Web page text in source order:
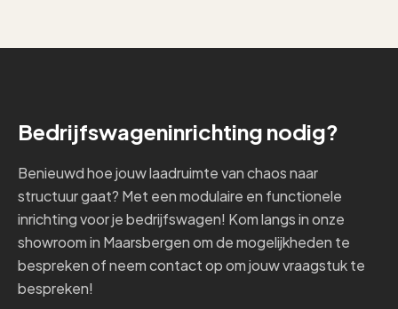
Bedrijfswageninrichting nodig?
Benieuwd hoe jouw laadruimte van chaos naar
structuur gaat? Met een modulaire en functionele
inrichting voor je bedrijfswagen! Kom langs in onze
showroom in Maarsbergen om de mogelijkheden te
bespreken of neem contact op om jouw vraagstuk te
bespreken!